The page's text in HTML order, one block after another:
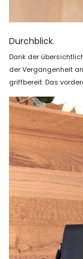
Durchblick.
Dank der
der Vergangenheit
griffbereit. Das